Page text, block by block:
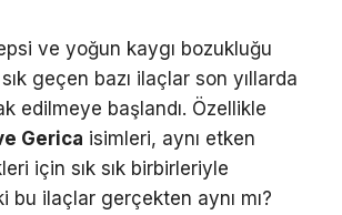
ve yoğun kaygı bozukluğu
geçen bazı ilaçlar son yıllarda
edilmeye başlandı. Özellikle
Gerica isimleri, aynı etken
için sık sık birbirleriyle
bu ilaçlar gerçekten aynı mı?